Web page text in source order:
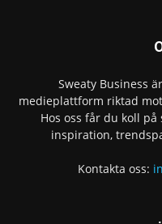
Sweaty Business
medieplattform riktad
Hos oss får du koll
inspiration,
Kontakta oss: